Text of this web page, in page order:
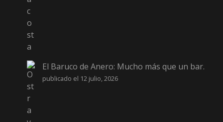
El Baruco de Anero: Mucho más que un bar.
publicado el 12 julio, 2026